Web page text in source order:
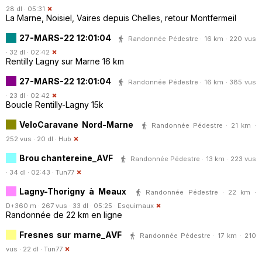
28 dl · 05:31
La Marne, Noisiel, Vaires depuis Chelles, retour Montfermeil
27-MARS-22 12:01:04
Randonnée Pédestre · 16 km · 220 vus
· 32 dl · 02:42
Rentilly Lagny sur Marne 16 km
27-MARS-22 12:01:04
Randonnée Pédestre · 16 km · 385 vus
· 23 dl · 02:42
Boucle Rentilly-Lagny 15k
VeloCaravane Nord-Marne
Randonnée Pédestre · 21 km ·
252 vus · 20 dl · Hub
Brou chantereine_AVF
Randonnée Pédestre · 13 km · 223 vus
· 34 dl · 02:43 · Tun77
Lagny-Thorigny à Meaux
Randonnée Pédestre · 22 km ·
D+360 m · 267 vus · 33 dl · 05:25 · Esquimaux
Randonnée de 22 km en ligne
Fresnes sur marne_AVF
Randonnée Pédestre · 17 km · 210
vus · 22 dl · Tun77